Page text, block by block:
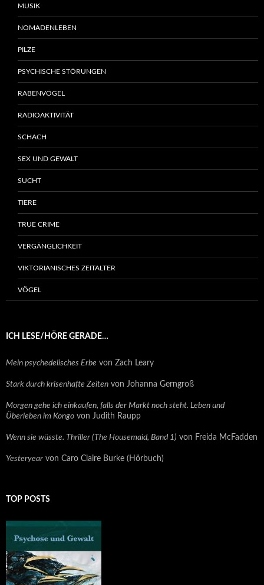
MUSIK
NOMADENLEBEN
PILZE
PSYCHISCHE STÖRUNGEN
RABENVÖGEL
RADIOAKTIVITÄT
SCHACH
SEX UND GEWALT
SUCHT
TIERE
TRUE CRIME
VERGÄNGLICHKEIT
VIKTORIANISCHES ZEITALTER
VÖGEL
ICH LESE/HÖRE GERADE…
Mein psychedelisches Erbe von Zach Leary
Stark durch krisenhafte Zeiten von Johanna Gerngroß
Morgen gehe ich einkaufen, falls der Markt noch steht. Leben und
Überleben im Kongo von Judith Raupp
Wenn sie wüsste. Thriller (The Housemaid, Band 1) von Freida McFadden
Yesteryear von Caro Claire Burke (Hörbuch)
TOP POSTS